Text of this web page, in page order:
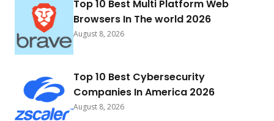
Top 10 Best Multi Platform Web
Browsers In The world 2026
August 8, 2026
Top 10 Best Cybersecurity
Companies In America 2026
August 8, 2026